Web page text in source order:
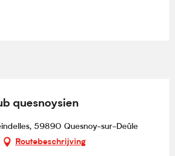
quesnoysien
59890 Quesnoy-sur-Deûle
Routebeschrijving